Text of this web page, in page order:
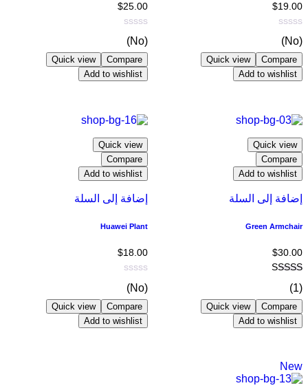
$19.00
(No)
Compare
Quick view
Add to wishlist
$25.00
(No)
Compare
Quick view
Add to wishlist
Quick view
Compare
Add to wishlist
إضافة إلى السلة
Green Armchair
$30.00
(1)
Compare
Quick view
Add to wishlist
Quick view
Compare
Add to wishlist
إضافة إلى السلة
Huawei Plant
$18.00
(No)
Compare
Quick view
Add to wishlist
New